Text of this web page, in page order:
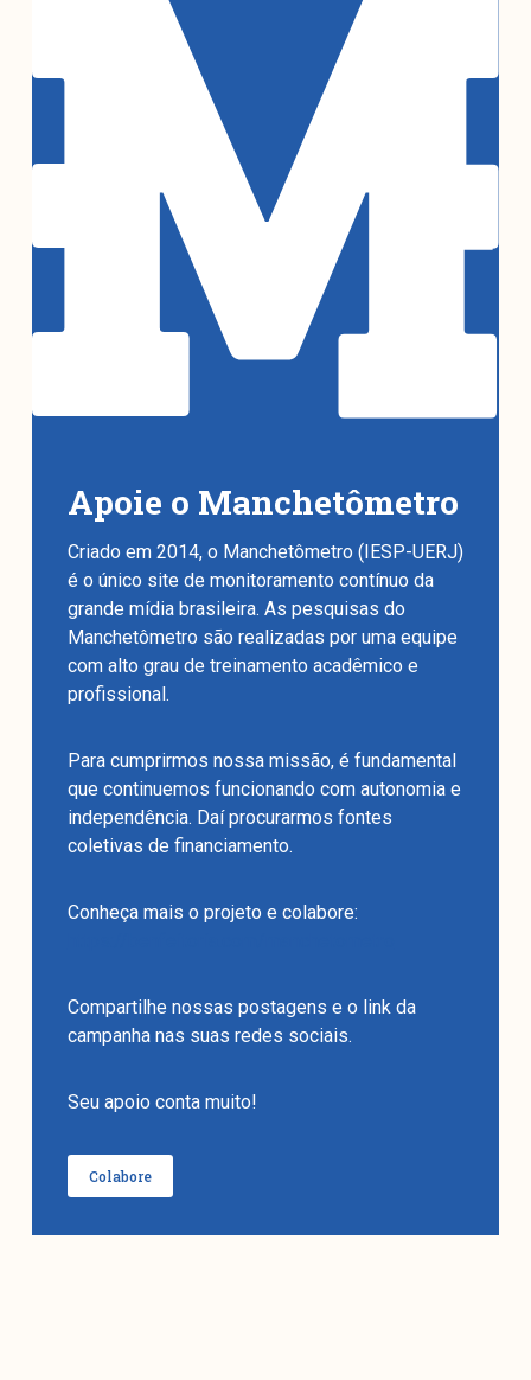
Apoie o Manchetômetro
Criado em 2014, o Manchetômetro (IESP-UERJ)
é o único site de monitoramento contínuo da
grande mídia brasileira. As pesquisas do
Manchetômetro são realizadas por uma equipe
com alto grau de treinamento acadêmico e
profissional.
Para cumprirmos nossa missão, é fundamental
que continuemos funcionando com autonomia e
independência. Daí procurarmos fontes
coletivas de financiamento.
Conheça mais o projeto e colabore:
Compartilhe nossas postagens e o link da
campanha nas suas redes sociais.
Seu apoio conta muito!
Colabore